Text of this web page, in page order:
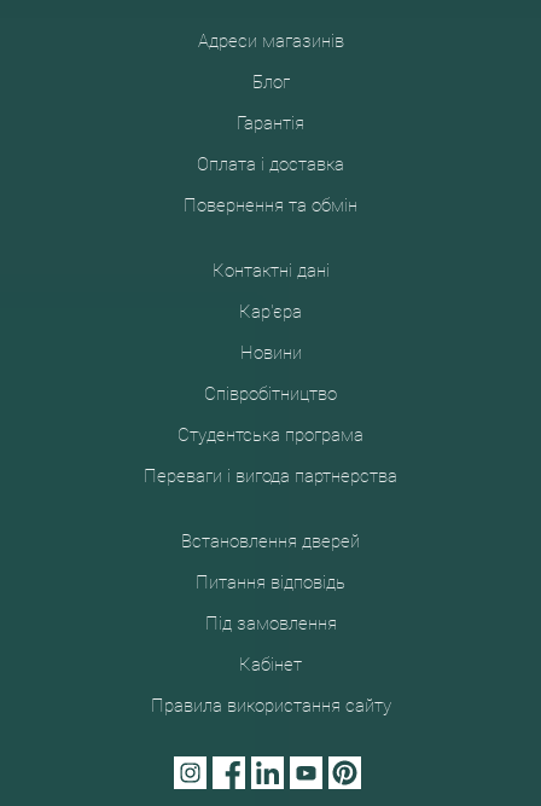
Адреси магазинів
Блог
Гарантія
Оплата і доставка
Повернення та обмін
Контактні дані
Кар'єра
Новини
Співробітництво
Студентська програма
Переваги і вигода партнерства
Встановлення дверей
Питання відповідь
Під замовлення
Кабінет
Правила використання сайту